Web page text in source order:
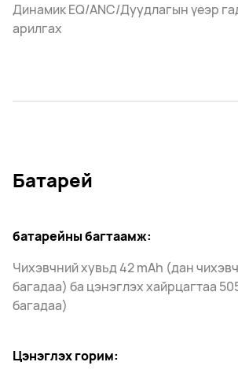
Динамик EQ/ANC/Дуудлагын үеэр
арилгах
Батарей
батарейны багтаамж:
Чихэвчний хувьд 42 mAh (дан
багадаа) ба цэнэглэх хайрцагтаа
багадаа)
Цэнэглэх горим: